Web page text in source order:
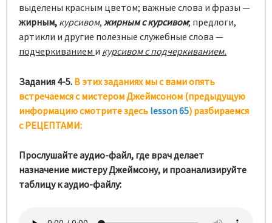
выделены красным цветом; важные слова и фразы —
жирным, курсивом, жирным с курсивом; предлоги,
артикли и другие полезные служебные слова —
подчеркиванием и курсивом с подчеркиванием.
Задания 4-5. В этих заданиях мы с вами опять
встречаемся с мистером Джеймсоном (предыдущую
информацию смотрите здесь lesson 65) разбираемся
с РЕЦЕПТАМИ:
Прослушайте аудио-файл, где врач делает
назначение мистеру Джеймсону, и проанализируйте
таблицу к аудио-файлу: